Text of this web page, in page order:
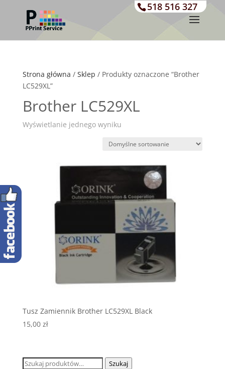
518 516 327
Strona główna / Sklep / Produkty oznaczone “Brother
LC529XL”
Brother LC529XL
Wyświetlanie jednego wyniku
Tusz Zamiennik Brother LC529XL Black
15,00 zł
Szukaj: Szukaj